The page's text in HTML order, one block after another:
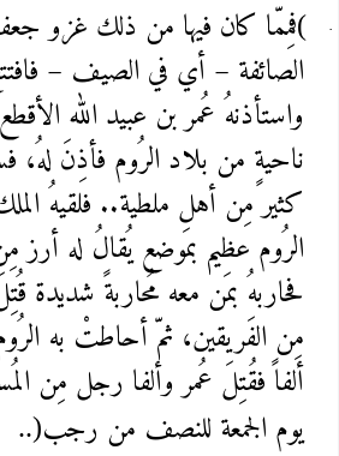
(فمِمّا كان فيها من ذلك غزو
الصائفة – أي في الصيف –
واستأذنهُ عُمر بن عبيد الله
ناحيةٍ من بلاد الرُوم فأذِنَ لهُ،
كثير مِن أهل ملطية.. فلقيهُ
الرُوم عظيم بمَوضع يُقالُ له
فحاربهُ بمَن معه مُحاربةً شديدة
مِن الفَريقين، ثمّ أحاطتْ به
ألفاً فقُتِلَ عُمر وألفا رجل مِن
يوم الجمعة للنصف من رجب..)